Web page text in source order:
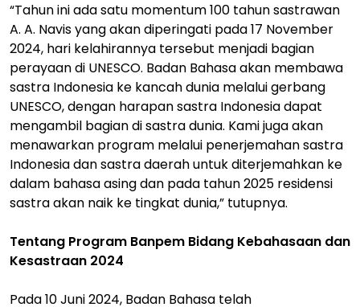
“Tahun ini ada satu momentum 100 tahun sastrawan
A. A. Navis yang akan diperingati pada 17 November
2024, hari kelahirannya tersebut menjadi bagian
perayaan di UNESCO. Badan Bahasa akan membawa
sastra Indonesia ke kancah dunia melalui gerbang
UNESCO, dengan harapan sastra Indonesia dapat
mengambil bagian di sastra dunia. Kami juga akan
menawarkan program melalui penerjemahan sastra
Indonesia dan sastra daerah untuk diterjemahkan ke
dalam bahasa asing dan pada tahun 2025 residensi
sastra akan naik ke tingkat dunia,” tutupnya.
Tentang Program Banpem Bidang Kebahasaan dan
Kesastraan 2024
Pada 10 Juni 2024, Badan Bahasa telah